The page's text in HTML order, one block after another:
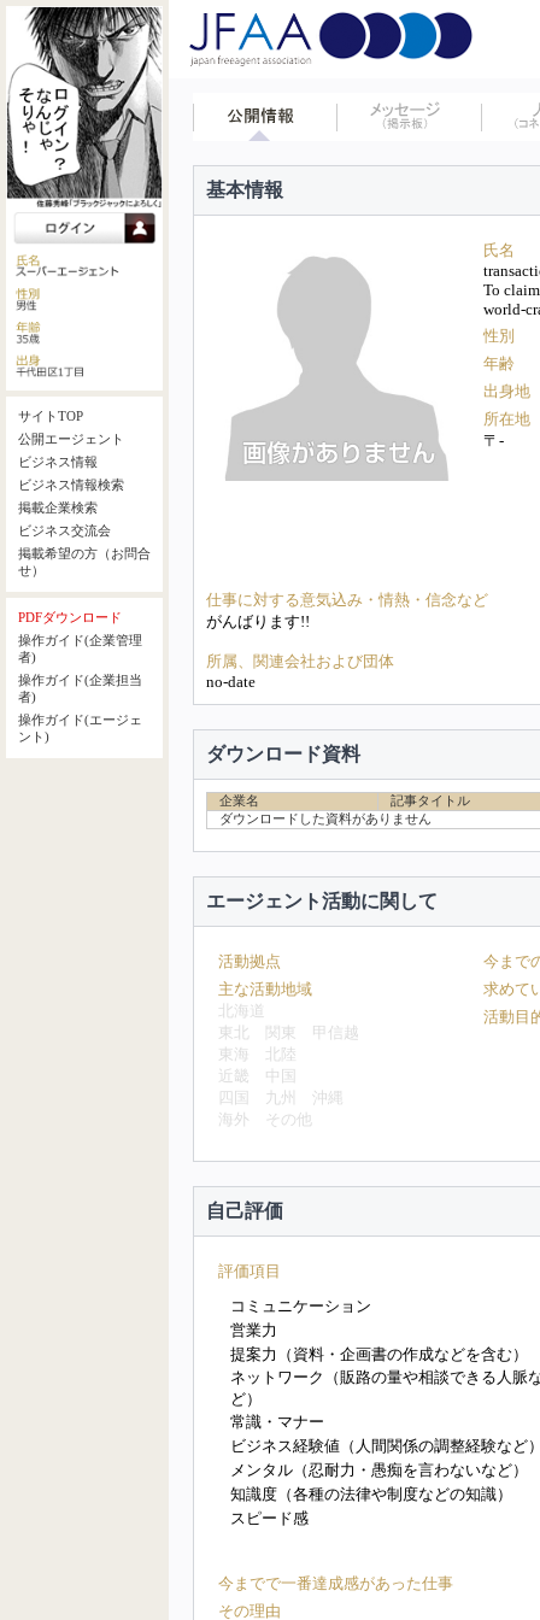
サイトTOP
公開エージェント
ビジネス情報
ビジネス情報検索
掲載企業検索
ビジネス交流会
掲載希望の方（お問合
せ）
PDFダウンロード
操作ガイド(企業管理
者)
操作ガイド(企業担当
者)
操作ガイド(エージェ
ント)
基本情報
氏名
To
world-
性別
年齢
出身地
所在地
〒-
仕事に対する意気込み・情熱・信念など
がんばります!!
所属、関連会社および団体
no-date
ダウンロード資料
企業名
記事タイトル
ダウンロードした資料がありません
エージェント活動に関して
活動拠点
主な活動地域
北海道
東北
関東
甲信越
東海
北陸
近畿
中国
四国
九州
沖縄
海外
その他
今まで
求めて
活動目
自己評価
評価項目
コミュニケーション
営業力
提案力（資料・企画書の作成などを含む）
ネットワーク（販路の量や相談できる人脈
ど）
常識・マナー
ビジネス経験値（人間関係の調整経験など
メンタル（忍耐力・愚痴を言わないなど）
知識度（各種の法律や制度などの知識）
スピード感
今までで一番達成感があった仕事
その理由